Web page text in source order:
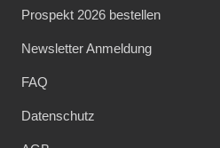
Prospekt 2026 bestellen
Newsletter Anmeldung
FAQ
Datenschutz